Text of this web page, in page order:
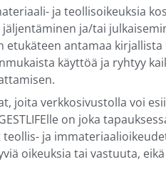
ja teollisoikeuksia
ja/tai
antamaa
käyttöä ja ryhtyy
joita verkkosivustolla voi
on joka
ja
oikeuksia tai vastuuta,